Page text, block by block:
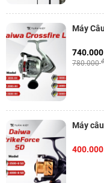
Máy
780.000đ
740.000
Máy
400.000